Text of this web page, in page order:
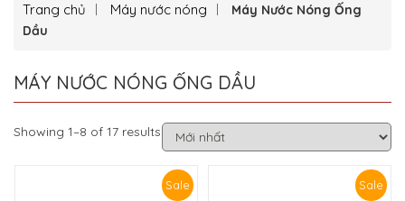
Trang chủ Máy nước nóng
Máy Nước Nóng Ống
Dầu
MÁY NƯỚC NÓNG ỐNG DẦU
Showing 1–8 of 17 results
Sale Sale